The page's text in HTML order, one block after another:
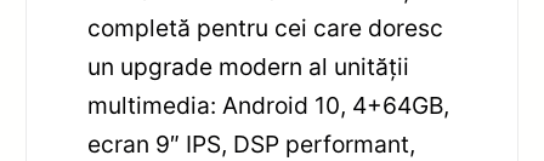
completă pentru cei care doresc
un upgrade modern al unității
multimedia: Android 10, 4+64GB,
ecran 9″ IPS, DSP performant,